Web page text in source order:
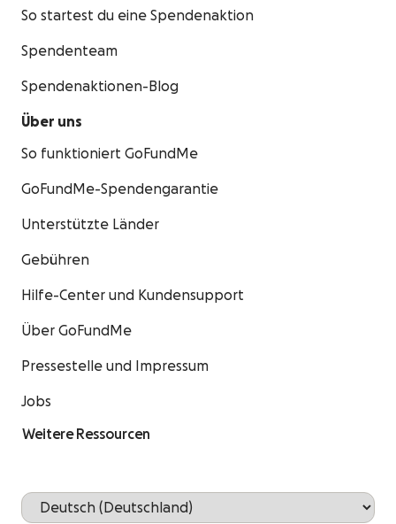
So startest du eine Spendenaktion
Spendenteam
Spendenaktionen-Blog
Über uns
So funktioniert GoFundMe
GoFundMe-Spendengarantie
Unterstützte Länder
Gebühren
Hilfe-Center und Kundensupport
Über GoFundMe
Pressestelle und Impressum
Jobs
Weitere Ressourcen